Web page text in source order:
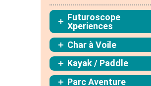
Futuroscope
Xperiences
Char à Voile
Kayak / Paddle
Parc Aventure